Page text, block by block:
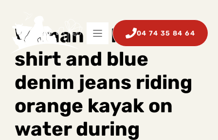
contenu
04 74 35 84 64
Woman in blue
shirt and blue
denim jeans riding
orange kayak on
water during